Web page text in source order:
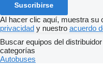
Suscribirse
Al hacer clic aquí, muestra su
privacidad y nuestro acuerdo
Buscar equipos del
categorías
Autobuses